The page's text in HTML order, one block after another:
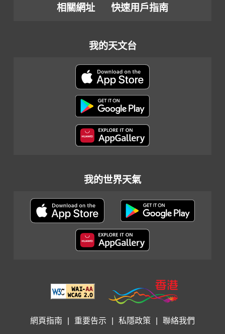
相關網址
快速用戶指南
我的天文台
我的世界天氣
網頁指南 重要告示 私隱政策 聯絡我們